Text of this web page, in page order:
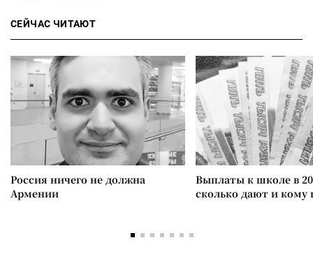
СЕЙЧАС ЧИТАЮТ
Россия ничего не должна
Армении
Выплаты к школе в
сколько дают и